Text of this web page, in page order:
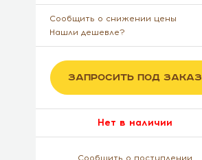
Сообщить о снижении цены
Нашли дешевле?
ЗАПРОСИТЬ ПОД ЗАКАЗ
Нет в наличии
Сообщить о поступлении